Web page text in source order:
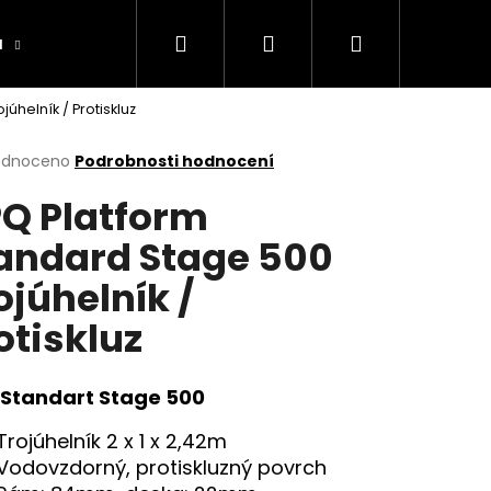
Obchodní podmínky
Hledat PřihlášeníNákupní
/ Protiskluz
Podrobnosti hodnocení
Platform
Stage 500
/
Standart Stage 500
2 x 1 x 2,42m
protiskluzný povrch